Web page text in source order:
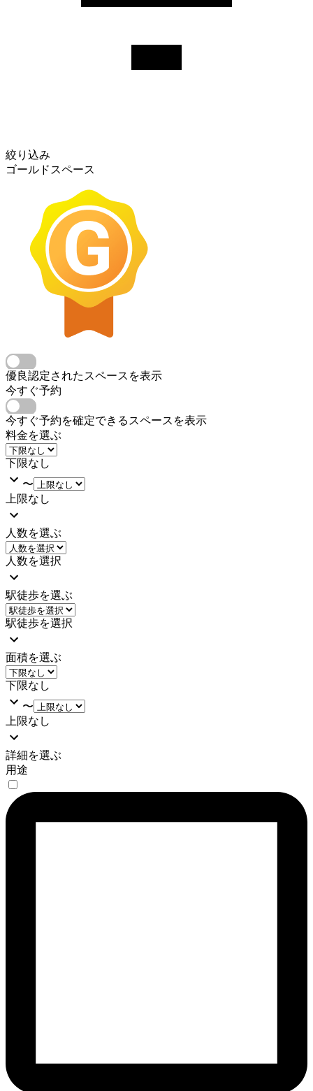
絞り込み
ゴールドスペース
優良認定されたスペースを表示
今すぐ予約
今すぐ予約を確定できるスペースを表示
料金を選ぶ
下限なし
〜
上限なし
人数を選ぶ
人数を選択
駅徒歩を選ぶ
駅徒歩を選択
面積を選ぶ
下限なし
〜
上限なし
詳細を選ぶ
用途